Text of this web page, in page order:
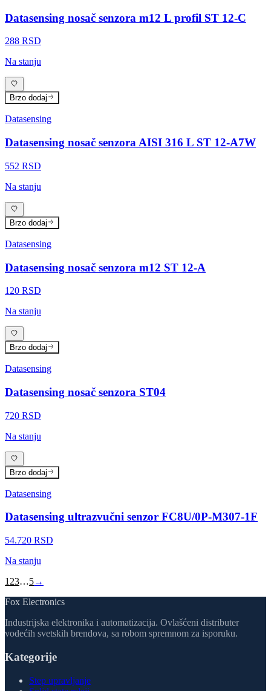
Datasensing nosač senzora m12 L profil ST 12-C
288 RSD
Na stanju
Brzo dodaj
Datasensing
Datasensing nosač senzora AISI 316 L ST 12-A7W
552 RSD
Na stanju
Brzo dodaj
Datasensing
Datasensing nosač senzora m12 ST 12-A
120 RSD
Na stanju
Brzo dodaj
Datasensing
Datasensing nosač senzora ST04
720 RSD
Na stanju
Brzo dodaj
Datasensing
Datasensing ultrazvučni senzor FC8U/0P-M307-1F
54.720 RSD
Na stanju
1 23…5→
Fox Electronics
Industrijska elektronika i automatizacija. Ovlašćeni distributer
vodećih svetskih brendova, sa robom spremnom za isporuku.
Kategorije
Step upravljanje